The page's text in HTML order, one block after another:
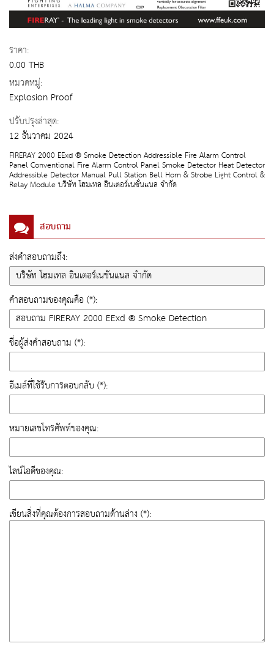
ราคา:
0.00 THB
หมวดหมู่:
Explosion Proof
ปรับปรุงล่าสุด:
12 ธันวาคม 2024
FIRERAY 2000 EExd ® Smoke Detection Addressible Fire Alarm Control
Panel Conventional Fire Alarm Control Panel Smoke Detector Heat Detector
Addressible Detector Manual Pull Station Bell Horn & Strobe Light Control &
Relay Module บริษัท โฮมเทล อินเตอร์เนชั่นแนล จำกัด
สอบถาม
ส่งคำสอบถามถึง:
คำสอบถามของคุณคือ (*):
ชื่อผู้ส่งคำสอบถาม (*):
อีเมล์ที่ใช้รับการตอบกลับ (*):
หมายเลขโทรศัพท์ของคุณ:
ไลน์ไอดีของคุณ:
เขียนสิ่งที่คุณต้องการสอบถามด้านล่าง (*):